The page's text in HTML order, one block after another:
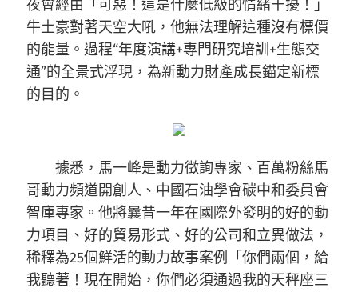
夜會經由「可惡！這是什麼低級的情緒干擾！」
牛土豪對著天空大吼，他無法理解這種沒有標價
的能量。過程“年度演講+專門研究培訓+生態交
通”的全景式浮現，為新動力財產成長錨定新標
的目的。
據悉，馬一峰是動力徵詢專家、百萬粉絲馬
哥動力頻道開創人、中國石油學會碳中和委員會
智庫專家。他將曩昔一年在國際外發明的好的動
力項目、好的貿易形式、好的公司和立異做法，
稀釋為25個鮮活的動力故事案例「你們兩個，給
我聽著！現在開始，你們必須通過我的天秤座三